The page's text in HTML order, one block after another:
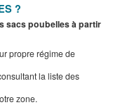
?
sacs poubelles à partir
propre régime de
la liste des
zone.